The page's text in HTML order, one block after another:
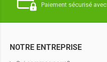
Paiement sécurisé avec
NOTRE ENTREPRISE